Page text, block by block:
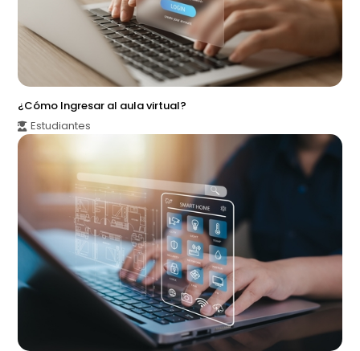
¿Cómo Ingresar al aula virtual?
Estudiantes